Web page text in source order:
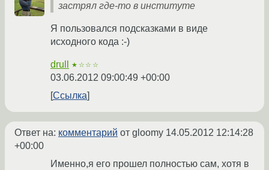
застрял где-то в институте
Я пользовался подсказками в виде
исходного кода :-)
drull ★☆☆☆
03.06.2012 09:00:49 +00:00
Ссылка
Ответ на: комментарий от gloomy 14.05.2012 12:14:28
+00:00
Именно,я его прошел полностью сам, хотя в